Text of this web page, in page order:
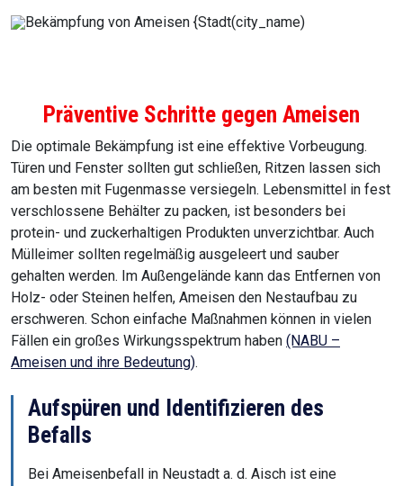
Präventive Schritte gegen Ameisen
Die optimale Bekämpfung ist eine effektive Vorbeugung.
Türen und Fenster sollten gut schließen, Ritzen lassen sich
am besten mit Fugenmasse versiegeln. Lebensmittel in fest
verschlossene Behälter zu packen, ist besonders bei
protein- und zuckerhaltigen Produkten unverzichtbar. Auch
Mülleimer sollten regelmäßig ausgeleert und sauber
gehalten werden. Im Außengelände kann das Entfernen von
Holz- oder Steinen helfen, Ameisen den Nestaufbau zu
erschweren. Schon einfache Maßnahmen können in vielen
Fällen ein großes Wirkungsspektrum haben (NABU –
Ameisen und ihre Bedeutung).
Aufspüren und Identifizieren des
Befalls
Bei Ameisenbefall in Neustadt a. d. Aisch ist eine